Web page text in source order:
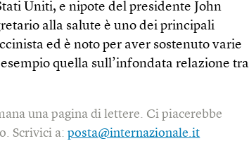
Uniti, e nipote del presidente John
alla salute è uno dei principali
ed è noto per aver sostenuto varie
quella sull’infondata relazione tra
una pagina di lettere. Ci piacerebbe
Scrivici a:posta@internazionale.it